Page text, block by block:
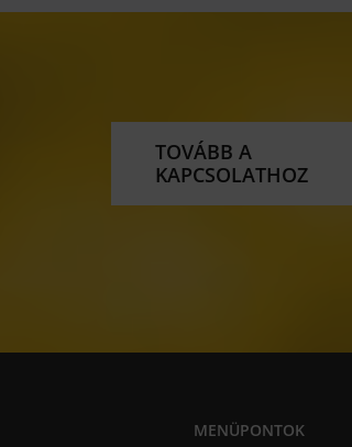
TOVÁBB A
KAPCSOLATHOZ
MENÜPONTOK